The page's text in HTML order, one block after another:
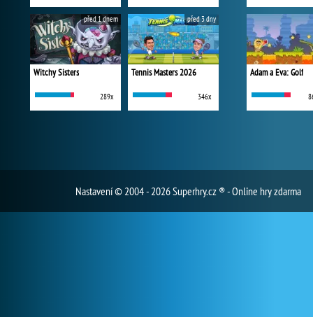
Witchy Sisters
289x
před 1 dnem
Tennis Masters 2026
346x
před 3 dny
Adam a Eva: Golf
Nastavení© 2004 - 2026 Superhry.cz ® - Online hry zdarma